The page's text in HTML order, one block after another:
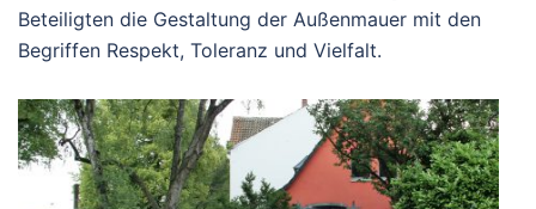
Beteiligten die Gestaltung der Außenmauer mit den
Begriffen Respekt, Toleranz und Vielfalt.